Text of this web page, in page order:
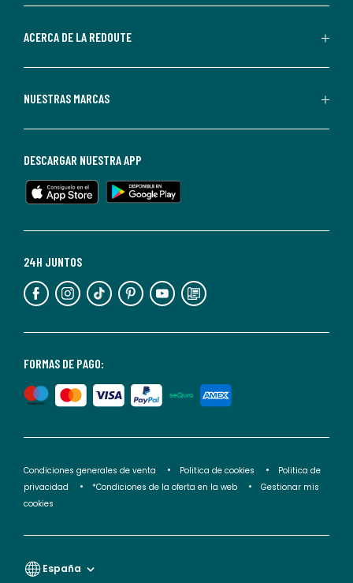
parte
Redoute.
de
en
cualquier
Para
información,
puedes
de
privacidad</2>.
ACERCA DE LA REDOUTE
NUESTRAS MARCAS
FORMAS DE PAGO:
24H JUNTOS
DESCARGAR NUESTRA APP
Condiciones generales de venta Politica de cookies
Politica de
privacidad
*Condiciones de la oferta en la web
Gestionar mis
cookies
España